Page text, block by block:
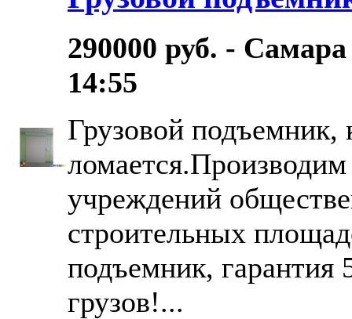
290000 руб. -
14:55
Грузовой подъемник,
учреждений
строительных
подъемник, гарантия
грузов!...